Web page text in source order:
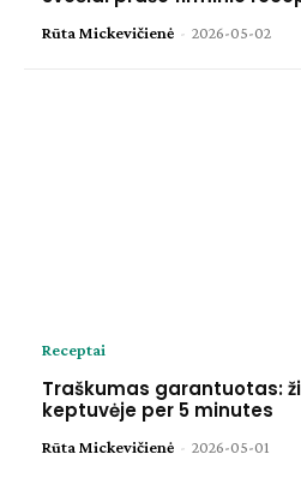
Rūta Mickevičienė - 2026-05-02
Receptai
Traškumas garantuotas:
keptuvėje per 5 minutes
Rūta Mickevičienė - 2026-05-01